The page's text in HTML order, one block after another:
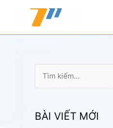
k
BÀI VIẾT MỚI